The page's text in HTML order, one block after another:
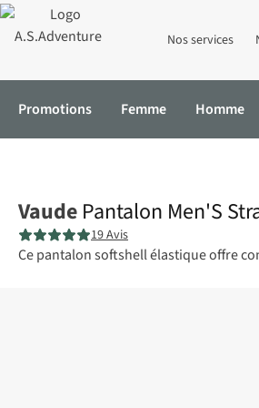
Nos services
Promotions Femme Homme
Vaude Pantalon Men'S
19 Avis
Ce pantalon softshell élastique offre